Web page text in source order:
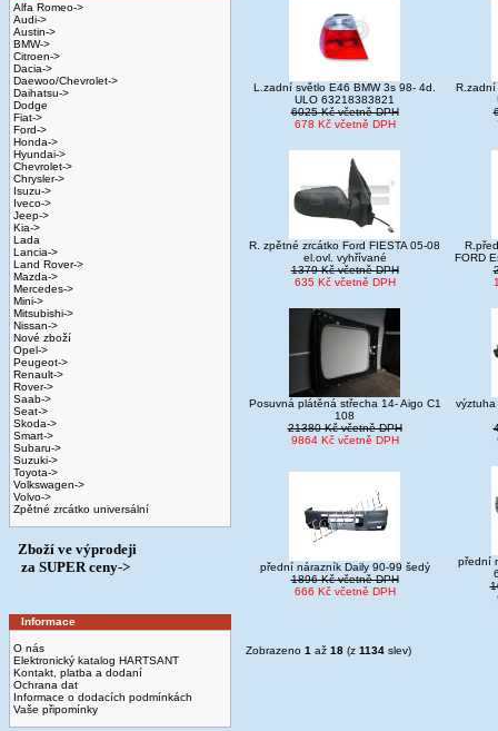
Alfa Romeo->
Audi->
Austin->
BMW->
Citroen->
Dacia->
Daewoo/Chevrolet->
Daihatsu->
Dodge
Fiat->
Ford->
Honda->
Hyundai->
Chevrolet->
Chrysler->
Isuzu->
Iveco->
Jeep->
Kia->
Lada
Lancia->
Land Rover->
Mazda->
Mercedes->
Mini->
Mitsubishi->
Nissan->
Nové zboží
Opel->
Peugeot->
Renault->
Rover->
Saab->
Seat->
Skoda->
Smart->
Subaru->
Suzuki->
Toyota->
Volkswagen->
Volvo->
Zpětné zrcátko universální
Zboží ve výprodeji
­ za SUPER ceny->
Informace
O nás
Elektronický katalog HARTSANT
Kontakt, platba a dodaní
Ochrana dat
Informace o dodacích podmínkách
Vaše připomínky
L.zadní světlo E46 BMW 3s 98- 4d.
ULO 63218383821
6025 Kč včetně DPH
678 Kč včetně DPH
R.zadní
R. zpětné zrcátko Ford FIESTA 05-08
el.ovl. vyhřívané
1379 Kč včetně DPH
635 Kč včetně DPH
FORD
Posuvná plátěná střecha 14- Aigo C1
108
21380 Kč včetně DPH
9864 Kč včetně DPH
přední nárazník Daily 90-99 šedý
1896 Kč včetně DPH
666 Kč včetně DPH
přední
Zobrazeno 1 až 18 (z 1134 slev)